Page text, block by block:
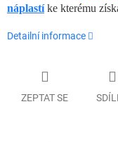
náplastíke kterému
Detailní informace
ZEPTAT SE